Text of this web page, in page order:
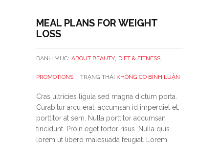
MEAL PLANS FOR WEIGHT
LOSS
DANH MỤC: ABOUT BEAUTY DIET & FITNESS
PROMOTIONS TRẠNG THÁI KHÔNG CÓ BÌNH LUẬN
Cras ultricies ligula sed magna dictum porta.
Curabitur arcu erat, accumsan id imperdiet et,
porttitor at sem. Nulla porttitor accumsan
tincidunt. Proin eget tortor risus. Nulla quis
lorem ut libero malesuada feugiat. Lorem